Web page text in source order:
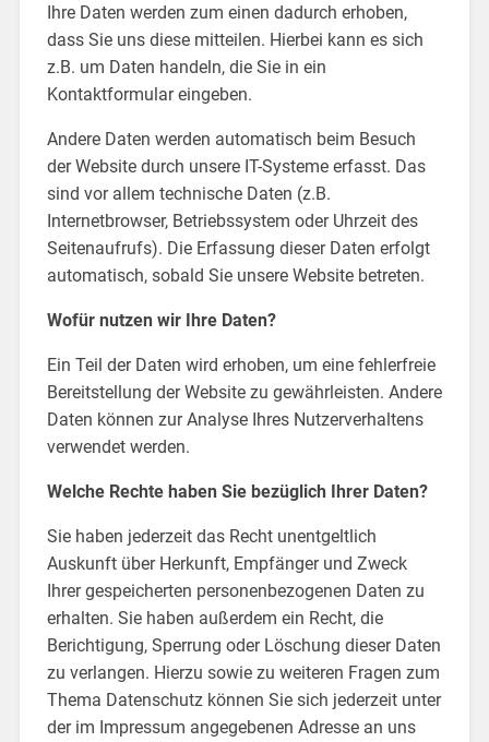
Ihre Daten werden zum einen dadurch erhoben,
dass Sie uns diese mitteilen. Hierbei kann es sich
z.B. um Daten handeln, die Sie in ein
Kontaktformular eingeben.
Andere Daten werden automatisch beim Besuch
der Website durch unsere IT-Systeme erfasst. Das
sind vor allem technische Daten (z.B.
Internetbrowser, Betriebssystem oder Uhrzeit des
Seitenaufrufs). Die Erfassung dieser Daten erfolgt
automatisch, sobald Sie unsere Website betreten.
Wofür nutzen wir Ihre Daten?
Ein Teil der Daten wird erhoben, um eine fehlerfreie
Bereitstellung der Website zu gewährleisten. Andere
Daten können zur Analyse Ihres Nutzerverhaltens
verwendet werden.
Welche Rechte haben Sie bezüglich Ihrer Daten?
Sie haben jederzeit das Recht unentgeltlich
Auskunft über Herkunft, Empfänger und Zweck
Ihrer gespeicherten personenbezogenen Daten zu
erhalten. Sie haben außerdem ein Recht, die
Berichtigung, Sperrung oder Löschung dieser Daten
zu verlangen. Hierzu sowie zu weiteren Fragen zum
Thema Datenschutz können Sie sich jederzeit unter
der im Impressum angegebenen Adresse an uns